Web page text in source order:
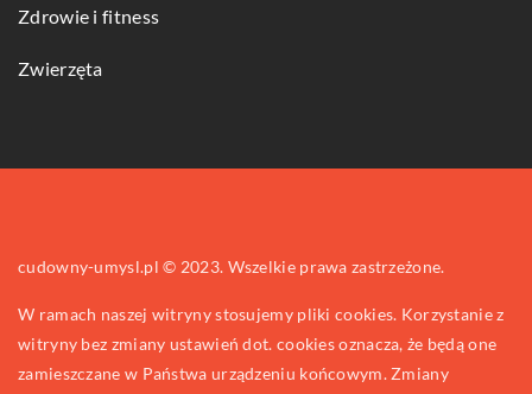
Zdrowie i fitness
Zwierzęta
cudowny-umysl.pl © 2023. Wszelkie prawa zastrzeżone.
W ramach naszej witryny stosujemy pliki cookies. Korzystanie z
witryny bez zmiany ustawień dot. cookies oznacza, że będą one
zamieszczane w Państwa urządzeniu końcowym. Zmiany